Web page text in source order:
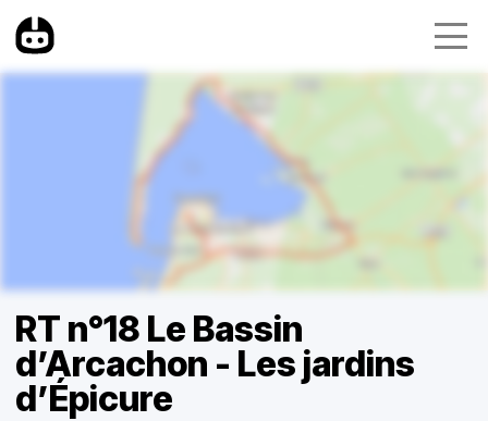
RT n°18 Le Bassin
d’Arcachon - Les jardins
d’Épicure